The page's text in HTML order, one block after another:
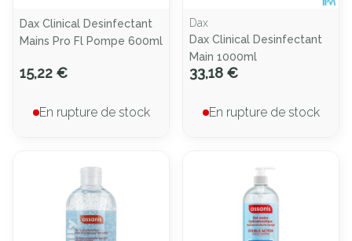
Dax Clinical Desinfectant
Mains Pro Fl Pompe 600ml
15,22 €
En rupture de stock
Dax
Dax Clinical Desinfectant
Main 1000ml
33,18 €
En rupture de stock